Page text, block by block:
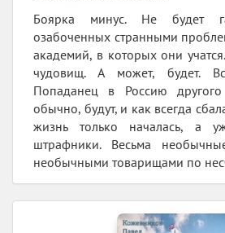
Боярка минус. Не будет
озабоченных странными
академий, в которых они
чудовищ. А может, будет.
Попаданец в Россию
обычно, будут, и как всегда
жизнь только началась, а
штрафники. Весьма
необычными товарищами по